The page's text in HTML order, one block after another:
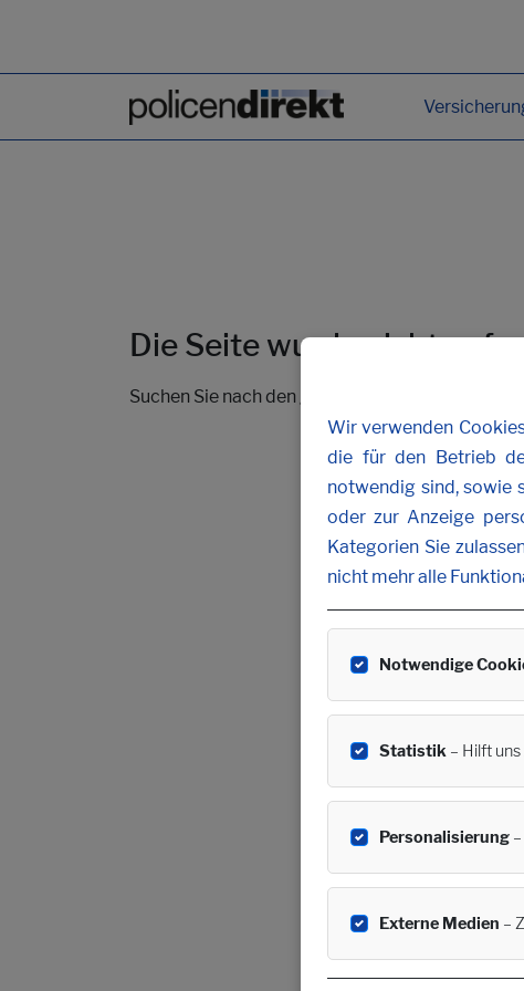
Die Seite wurde nicht
Suchen Sie nach den gewünschten Inhalten oder
Wir verwenden
die für den Betrieb
notwendig sind, sowie
oder zur Anzeige
Kategorien Sie
nicht mehr alle
Notwendige
Statistik – Hilft
Personalisierung
Externe Medien –